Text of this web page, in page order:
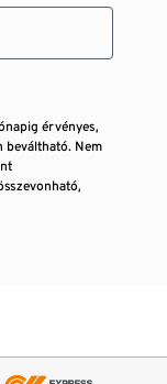
érvényes,
beváltható. Nem